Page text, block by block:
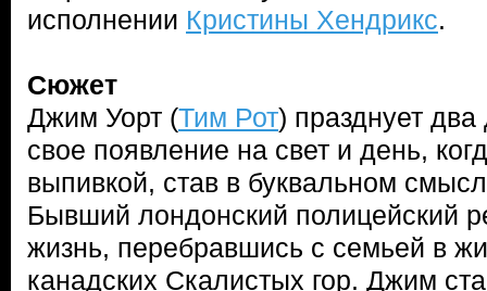
исполнении Кристины Хендрикс.
Сюжет
Джим Уорт (Тим Рот) празднует
свое появление на свет и день,
выпивкой, став в буквальном
Бывший лондонский полицейский
жизнь, перебравшись с семьей в
канадских Скалистых гор. Джим